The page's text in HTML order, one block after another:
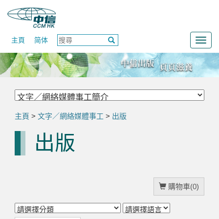
主頁 简体
主頁 > 文字／網絡媒體事工 > 出版
出版
購物車(0)